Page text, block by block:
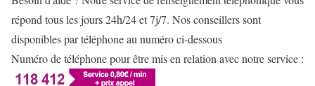
répond tous les jours 24h/24 et 7j/7. Nos conseillers sont
disponibles par téléphone au numéro ci-dessous
Numéro de téléphone pour être mis en relation avec notre service :